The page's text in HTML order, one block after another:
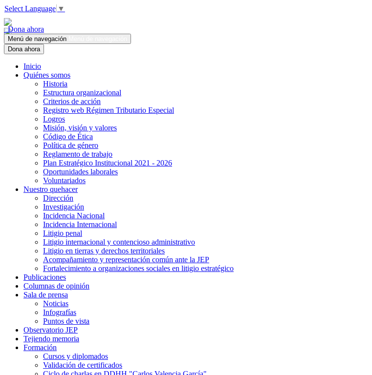
Select Language ▼
Dona ahora
Menú de navegación
Dona ahora
Inicio
Quiénes somos
Historia
Estructura organizacional
Criterios de acción
Registro web Régimen Tributario Especial
Logros
Misión, visión y valores
Código de Ética
Política de género
Reglamento de trabajo
Plan Estratégico Institucional 2021 - 2026
Oportunidades laborales
Voluntariados
Nuestro quehacer
Dirección
Investigación
Incidencia Nacional
Incidencia Internacional
Litigio penal
Litigio internacional y contencioso administrativo
Litigio en tierras y derechos territoriales
Acompañamiento y representación común ante la JEP
Fortalecimiento a organizaciones sociales en litigio estratégico
Publicaciones
Columnas de opinión
Sala de prensa
Noticias
Infografías
Puntos de vista
Observatorio JEP
Tejiendo memoria
Formación
Cursos y diplomados
Validación de certificados